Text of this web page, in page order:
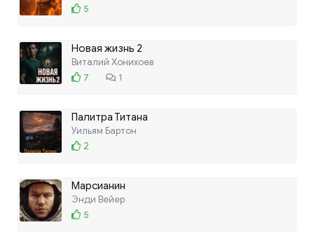
5
Новая жизнь 2
Виталий Хонихоев
7
1
Палитра Титана
Уильям Бартон
2
Марсианин
Энди Вейер
5